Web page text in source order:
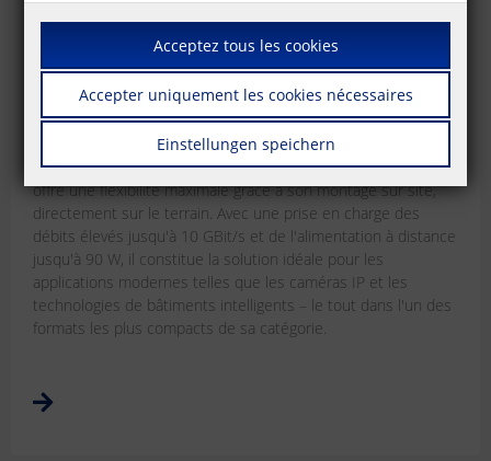
RJ45 field plug – ultra short
Votre solution pour les espaces restreints
4 mars 2026
Le connecteur RJ45 field plug ultra short de METZ CONNECT
offre une flexibilité maximale grâce à son montage sur site,
directement sur le terrain. Avec une prise en charge des
débits élevés jusqu'à 10 GBit/s et de l'alimentation à distance
jusqu'à 90 W, il constitue la solution idéale pour les
applications modernes telles que les caméras IP et les
technologies de bâtiments intelligents – le tout dans l'un des
formats les plus compacts de sa catégorie.
Acceptez tous les cookies
Accepter uniquement les cookies nécessaires
Einstellungen speichern